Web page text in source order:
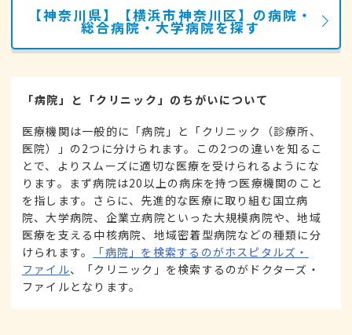
【神奈川県】【横浜市神奈川区】の病院・
総合病院・大学病院を探す
「病院」と「クリニック」のちがいについて
医療機関は一般的に「病院」と「クリニック（診療所、
医院）」の2つに分けられます。この2つの違いを知るこ
とで、よりスムーズに適切な医療を受けられるようにな
ります。まず病院は20以上の病床を持つ医療機関のこと
を指します。さらに、先進的な医療に取り組む国立病
院、大学病院、企業立病院といった大規模病院や、地域
医療を支える中核病院、地域密着型病院などの種類に分
けられます。
「病院」を検索するのがホスピタルズ・
ファイル、「クリニック」を検索するのがドクターズ・
ファイルとなります。